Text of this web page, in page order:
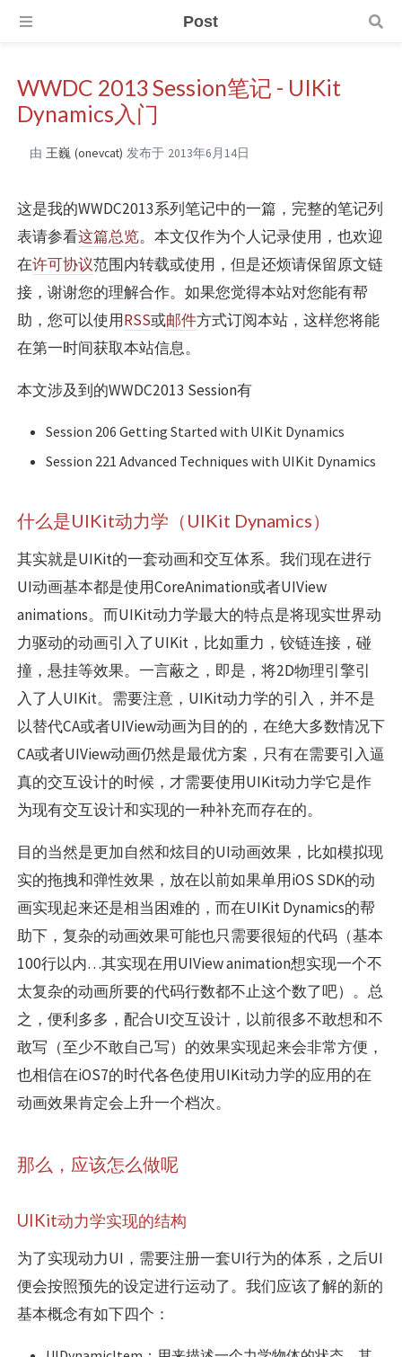
Post
WWDC 2013 Session笔记 - UIKit
Dynamics入门
由 王巍 (onevcat) 发布于 2013年6月14日
这是我的WWDC2013系列笔记中的一篇，完整的笔记列
表请参看这篇总览。本文仅作为个人记录使用，也欢迎
在许可协议范围内转载或使用，但是还烦请保留原文链
接，谢谢您的理解合作。如果您觉得本站对您能有帮
助，您可以使用RSS或邮件方式订阅本站，这样您将能
在第一时间获取本站信息。
本文涉及到的WWDC2013 Session有
Session 206 Getting Started with UIKit Dynamics
Session 221 Advanced Techniques with UIKit Dynamics
什么是UIKit动力学（UIKit Dynamics）
其实就是UIKit的一套动画和交互体系。我们现在进行
UI动画基本都是使用CoreAnimation或者UIView
animations。而UIKit动力学最大的特点是将现实世界动
力驱动的动画引入了UIKit，比如重力，铰链连接，碰
撞，悬挂等效果。一言蔽之，即是，将2D物理引擎引
入了人UIKit。需要注意，UIKit动力学的引入，并不是
以替代CA或者UIView动画为目的的，在绝大多数情况下
CA或者UIView动画仍然是最优方案，只有在需要引入逼
真的交互设计的时候，才需要使用UIKit动力学它是作
为现有交互设计和实现的一种补充而存在的。
目的当然是更加自然和炫目的UI动画效果，比如模拟现
实的拖拽和弹性效果，放在以前如果单用iOS SDK的动
画实现起来还是相当困难的，而在UIKit Dynamics的帮
助下，复杂的动画效果可能也只需要很短的代码（基本
100行以内…其实现在用UIView animation想实现一个不
太复杂的动画所要的代码行数都不止这个数了吧）。总
之，便利多多，配合UI交互设计，以前很多不敢想和不
敢写（至少不敢自己写）的效果实现起来会非常方便，
也相信在iOS7的时代各色使用UIKit动力学的应用的在
动画效果肯定会上升一个档次。
那么，应该怎么做呢
UIKit动力学实现的结构
为了实现动力UI，需要注册一套UI行为的体系，之后UI
便会按照预先的设定进行运动了。我们应该了解的新的
基本概念有如下四个：